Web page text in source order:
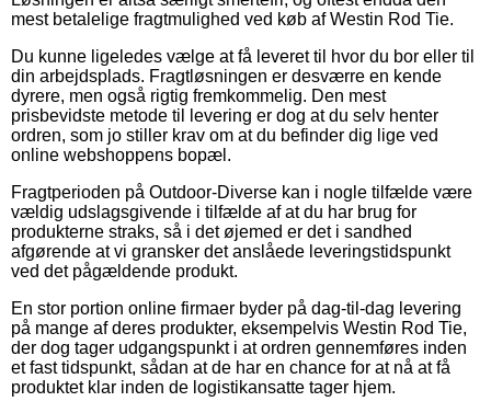
mest betalelige fragtmulighed ved køb af Westin Rod Tie.
Du kunne ligeledes vælge at få leveret til hvor du bor eller til
din arbejdsplads. Fragtløsningen er desværre en kende
dyrere, men også rigtig fremkommelig. Den mest
prisbevidste metode til levering er dog at du selv henter
ordren, som jo stiller krav om at du befinder dig lige ved
online webshoppens bopæl.
Fragtperioden på Outdoor-Diverse kan i nogle tilfælde være
vældig udslagsgivende i tilfælde af at du har brug for
produkterne straks, så i det øjemed er det i sandhed
afgørende at vi gransker det anslåede leveringstidspunkt
ved det pågældende produkt.
En stor portion online firmaer byder på dag-til-dag levering
på mange af deres produkter, eksempelvis Westin Rod Tie,
der dog tager udgangspunkt i at ordren gennemføres inden
et fast tidspunkt, sådan at de har en chance for at nå at få
produktet klar inden de logistikansatte tager hjem.